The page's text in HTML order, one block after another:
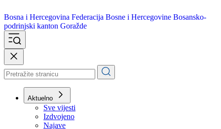
Bosna i Hercegovina
podrinjski kanton Goražde
Aktuelno